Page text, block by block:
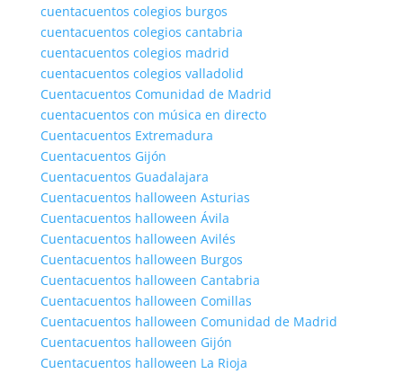
cuentacuentos colegios burgos
cuentacuentos colegios cantabria
cuentacuentos colegios madrid
cuentacuentos colegios valladolid
Cuentacuentos Comunidad de Madrid
cuentacuentos con música en directo
Cuentacuentos Extremadura
Cuentacuentos Gijón
Cuentacuentos Guadalajara
Cuentacuentos halloween Asturias
Cuentacuentos halloween Ávila
Cuentacuentos halloween Avilés
Cuentacuentos halloween Burgos
Cuentacuentos halloween Cantabria
Cuentacuentos halloween Comillas
Cuentacuentos halloween Comunidad de Madrid
Cuentacuentos halloween Gijón
Cuentacuentos halloween La Rioja